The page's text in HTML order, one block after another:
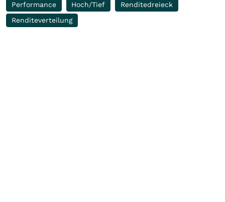
Performance Hoch/Tief
Renditedreieck
Renditeverteilung